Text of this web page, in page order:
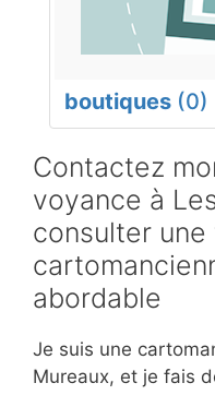
boutiques (0)
Contactez
voyance à
consulter une
abordable
Je suis une
Mureaux, et je fais